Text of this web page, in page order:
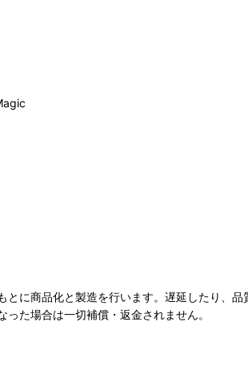
に商品化と製造を行います。遅延したり、品
た場合は一切補償・返金されません。